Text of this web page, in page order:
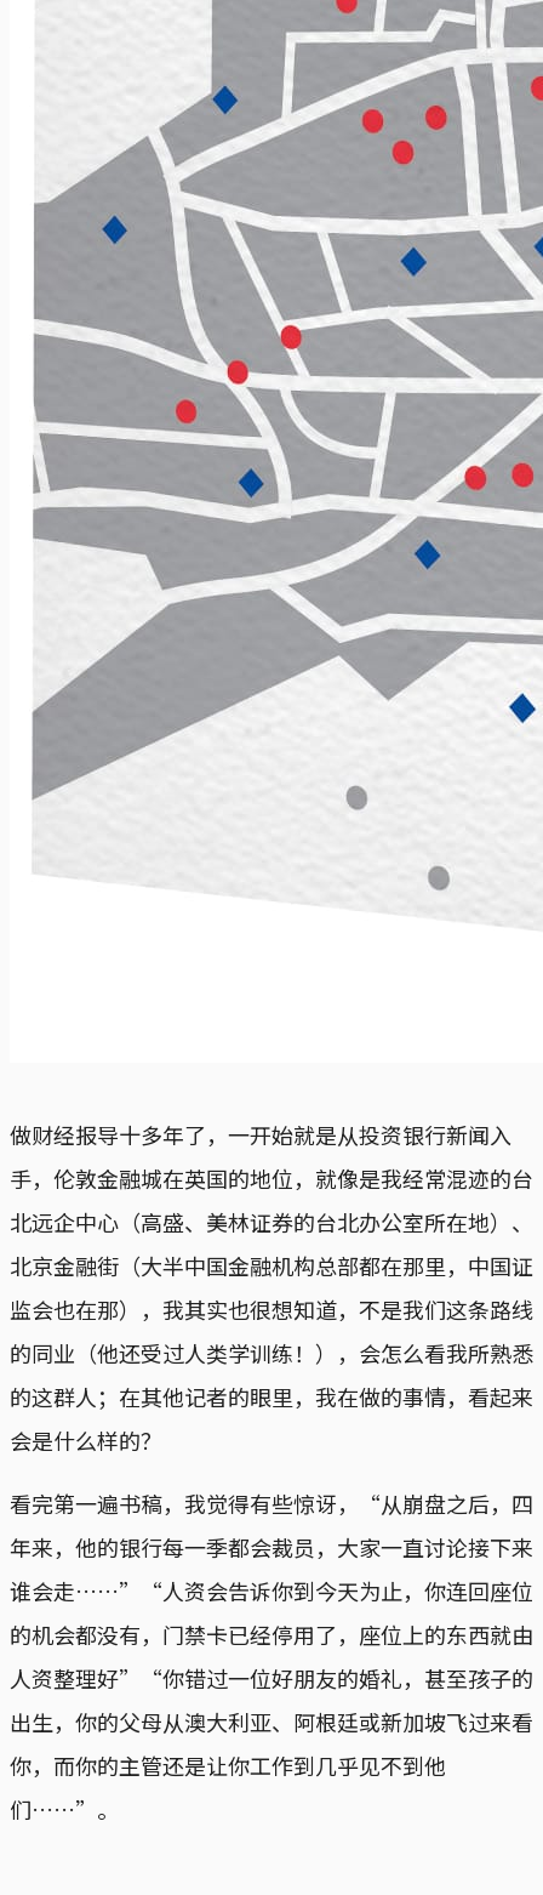
做财经报导十多年了，一开始就是从投资银行新闻入
手，伦敦金融城在英国的地位，就像是我经常混迹的台
北远企中心（高盛、美林证券的台北办公室所在地）、
北京金融街（大半中国金融机构总部都在那里，中国证
监会也在那），我其实也很想知道，不是我们这条路线
的同业（他还受过人类学训练！），会怎么看我所熟悉
的这群人；在其他记者的眼里，我在做的事情，看起来
会是什么样的？
看完第一遍书稿，我觉得有些惊讶，“从崩盘之后，四
年来，他的银行每一季都会裁员，大家一直讨论接下来
谁会走……”“人资会告诉你到今天为止，你连回座位
的机会都没有，门禁卡已经停用了，座位上的东西就由
人资整理好”“你错过一位好朋友的婚礼，甚至孩子的
出生，你的父母从澳大利亚、阿根廷或新加坡飞过来看
你，而你的主管还是让你工作到几乎见不到他
们……”。